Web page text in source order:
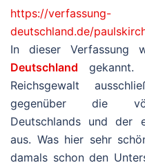
https://verfassung-
deutschland.de/
In dieser Verfassung
Deutschland
Reichsgewalt
gegenüber die
Deutschlands und der
aus. Was hier sehr
damals schon den